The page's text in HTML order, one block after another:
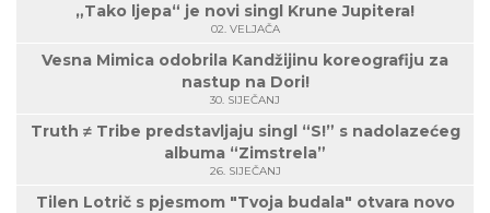
„Tako ljepa“ je novi singl Krune Jupitera!
02. VELJAČA
Vesna Mimica odobrila Kandžijinu koreografiju za
nastup na Dori!
30. SIJEČANJ
Truth ≠ Tribe predstavljaju singl “S!” s nadolazećeg
albuma “Zimstrela”
26. SIJEČANJ
Tilen Lotrič s pjesmom "Tvoja budala" otvara novo